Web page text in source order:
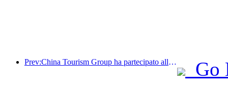
Prev:China Tourism Group ha partecipato alla China International Import Expo per otto anni consecutivi, firmando contratti per un valore di oltre 1 miliardo di dollari.
Go